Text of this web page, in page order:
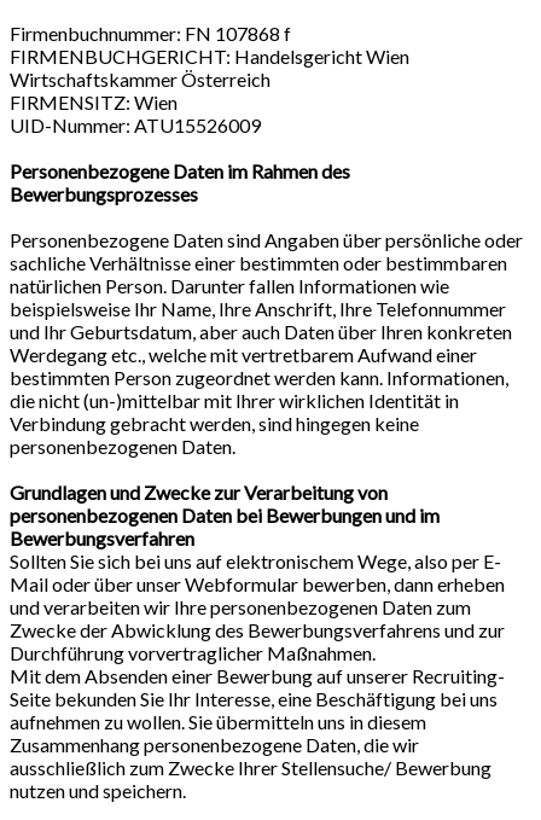
Firmenbuchnummer: FN 107868 f
FIRMENBUCHGERICHT: Handelsgericht Wien
Wirtschaftskammer Österreich
FIRMENSITZ: Wien
UID-Nummer: ATU15526009
Personenbezogene Daten im Rahmen des
Bewerbungsprozesses
Personenbezogene Daten sind Angaben über persönliche oder
sachliche Verhältnisse einer bestimmten oder bestimmbaren
natürlichen Person. Darunter fallen Informationen wie
beispielsweise Ihr Name, Ihre Anschrift, Ihre Telefonnummer
und Ihr Geburtsdatum, aber auch Daten über Ihren konkreten
Werdegang etc., welche mit vertretbarem Aufwand einer
bestimmten Person zugeordnet werden kann. Informationen,
die nicht (un-)mittelbar mit Ihrer wirklichen Identität in
Verbindung gebracht werden, sind hingegen keine
personenbezogenen Daten.
Grundlagen und Zwecke zur Verarbeitung von
personenbezogenen Daten bei Bewerbungen und im
Bewerbungsverfahren
Sollten Sie sich bei uns auf elektronischem Wege, also per E-
Mail oder über unser Webformular bewerben, dann erheben
und verarbeiten wir Ihre personenbezogenen Daten zum
Zwecke der Abwicklung des Bewerbungsverfahrens und zur
Durchführung vorvertraglicher Maßnahmen.
Mit dem Absenden einer Bewerbung auf unserer Recruiting-
Seite bekunden Sie Ihr Interesse, eine Beschäftigung bei uns
aufnehmen zu wollen. Sie übermitteln uns in diesem
Zusammenhang personenbezogene Daten, die wir
ausschließlich zum Zwecke Ihrer Stellensuche/ Bewerbung
nutzen und speichern.